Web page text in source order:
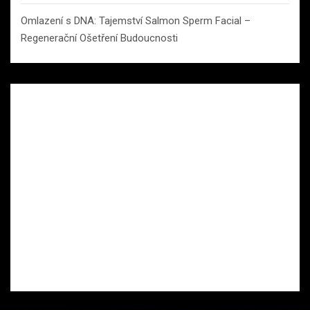
Omlazení s DNA: Tajemství Salmon Sperm Facial –
Regenerační Ošetření Budoucnosti